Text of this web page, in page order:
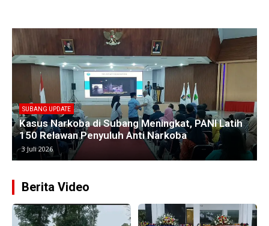
SUBANG UPDATE
Empat Kades di Blanakan Bahas Penataan Batas
Kawasan Hutan untuk Revitalisasi Tambak
Pantura
25 Juni 2026
Berita Video